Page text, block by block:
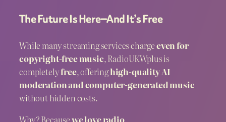
The Future Is Here—And It’s Free
While many streaming services chargeeven for
copyright-free music, RadioUKWplus is
completelyfree, offeringhigh-quality AI
moderation and computer-generated music
without hidden costs.
Why? Becausewe love radio.